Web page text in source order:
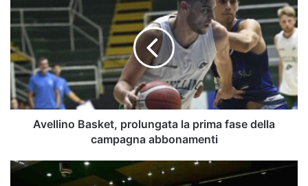
Basket,
prolungata
prima
fase
della
campagna
abbonamenti
Avellino Basket, prolungata la prima fase della
campagna abbonamenti
Sandro